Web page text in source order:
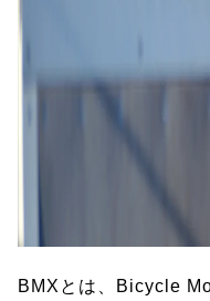
BMXとは、Bicycle